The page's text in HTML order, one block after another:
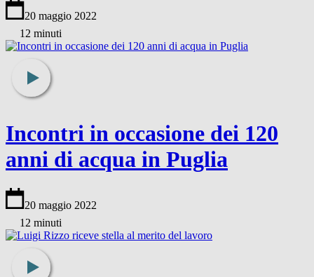
20 maggio 2022
12 minuti
Incontri in occasione dei 120
anni di acqua in Puglia
20 maggio 2022
12 minuti